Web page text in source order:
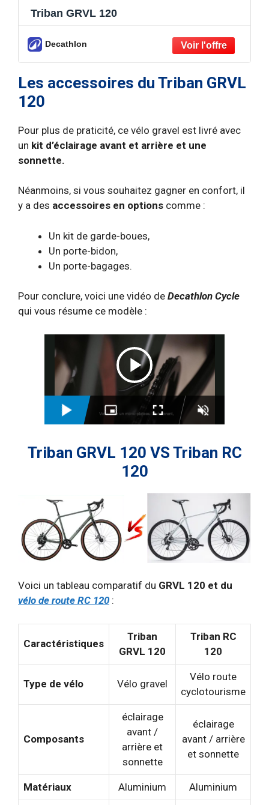
Triban GRVL 120
Decathlon
Les accessoires du Triban GRVL
120
Pour plus de praticité, ce vélo gravel est livré avec
un kit d’éclairage avant et arrière et une
sonnette.
Néanmoins, si vous souhaitez gagner en confort, il
y a des accessoires en options comme :
Un kit de garde-boues,
Un porte-bidon,
Un porte-bagages.
Pour conclure, voici une vidéo de Decathlon Cycle
qui vous résume ce modèle :
Triban GRVL 120 VS Triban RC
120
Voici un tableau comparatif du GRVL 120 et du
vélo de route RC 120 :
Caractéristiques
Triban
GRVL 120
Triban RC
120
Type de vélo Vélo gravel
Vélo route
cyclotourisme
Composants
éclairage
avant /
arrière et
sonnette
éclairage
avant / arrière
et sonnette
Matériaux Aluminium Aluminium